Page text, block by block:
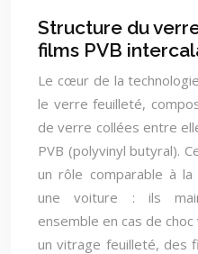
Structure du
films PVB
Le cœur de la
le verre feuilleté,
de verre collées entre
PVB (polyvinyl butyral).
un rôle comparable à
une voiture : ils
ensemble en cas de
un vitrage feuilleté, des